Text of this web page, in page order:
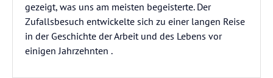
gezeigt, was uns am meisten begeisterte. Der
Zufallsbesuch entwickelte sich zu einer langen Reise
in der Geschichte der Arbeit und des Lebens vor
einigen Jahrzehnten .